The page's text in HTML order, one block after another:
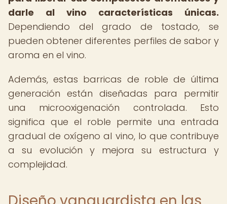
darle al vino características únicas.
Dependiendo del grado de tostado, se
pueden obtener diferentes perfiles de sabor y
aroma en el vino.
Además, estas barricas de roble de última
generación están diseñadas para permitir
una microoxigenación controlada. Esto
significa que el roble permite una entrada
gradual de oxígeno al vino, lo que contribuye
a su evolución y mejora su estructura y
complejidad.